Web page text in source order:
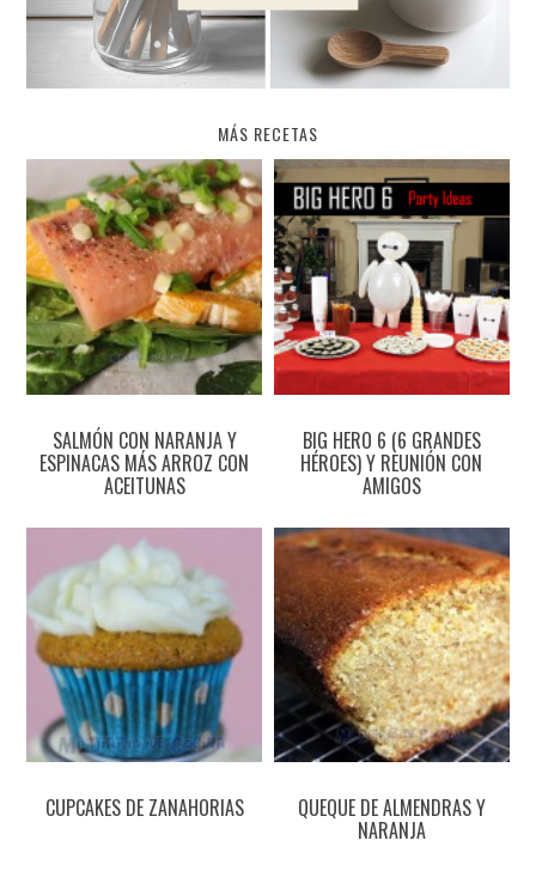
MÁS RECETAS
SALMÓN CON NARANJA Y
ESPINACAS MÁS ARROZ CON
ACEITUNAS
BIG HERO 6 (6 GRANDES
HÉROES) Y REUNIÓN CON
AMIGOS
CUPCAKES DE ZANAHORIAS QUEQUE DE ALMENDRAS Y
NARANJA